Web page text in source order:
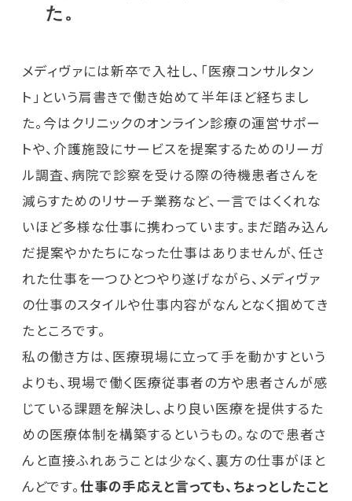
た。
メディヴァには新卒で入社し、「医療コンサルタン
ト」という肩書きで働き始めて半年ほど経ちまし
た。今はクリニックのオンライン診療の運営サポー
トや、介護施設にサービスを提案するためのリーガ
ル調査、病院で診察を受ける際の待機患者さんを
減らすためのリサーチ業務など、一言ではくくれな
いほど多様な仕事に携わっています。まだ踏み込ん
だ提案やかたちになった仕事はありませんが、任さ
れた仕事を一つひとつやり遂げながら、メディヴァ
の仕事のスタイルや仕事内容がなんとなく掴めてき
たところです。
私の働き方は、医療現場に立って手を動かすという
よりも、現場で働く医療従事者の方や患者さんが感
じている課題を解決し、より良い医療を提供するた
めの医療体制を構築するというもの。なので患者さ
んと直接ふれあうことは少なく、裏方の仕事がほと
んどです。仕事の手応えと言っても、ちょっとしたこと